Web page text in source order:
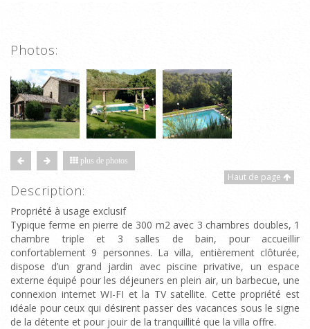
Photos:
plus de photos
Haut de page
Description:
Propriété à usage exclusif
Typique ferme en pierre de 300 m2 avec 3 chambres doubles, 1
chambre triple et 3 salles de bain, pour accueillir
confortablement 9 personnes. La villa, entièrement clôturée,
dispose d’un grand jardin avec piscine privative, un espace
externe équipé pour les déjeuners en plein air, un barbecue, une
connexion internet WI-FI et la TV satellite. Cette propriété est
idéale pour ceux qui désirent passer des vacances sous le signe
de la détente et pour jouir de la tranquillité que la villa offre.